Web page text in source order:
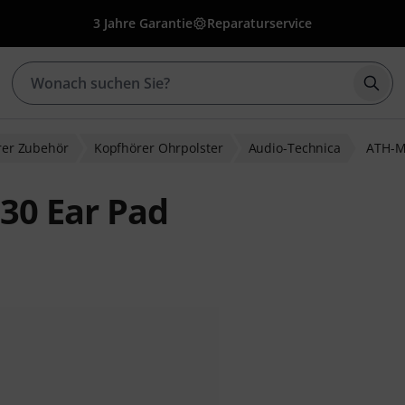
3 Jahre Garantie Reparaturservice
Zubehör Kopfhörer Ohrpolster Audio-Technica ATH-
Ear Pad